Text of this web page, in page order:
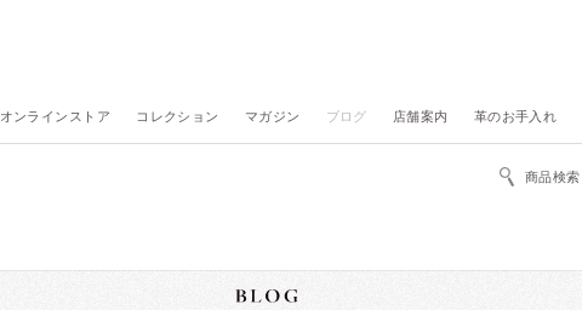
オンラインストア コレクション マガジン ブログ 店舗案内 革のお手入れ
商品検索